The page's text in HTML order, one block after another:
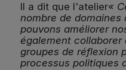
Il a dit que l'atelier«
nombre de domaines
pouvons améliorer
également
groupes de réflexion
processus politiques